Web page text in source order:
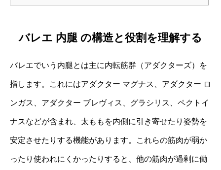
バレエ 内腿 の構造と役割を理解する
バレエでいう内腿とは主に内転筋群（アダクターズ）を
指します。これにはアダクター マグナス、アダクター ロ
ンガス、アダクター ブレヴィス、グラシリス、ペクトイ
ナスなどが含まれ、太ももを内側に引き寄せたり姿勢を
安定させたりする機能があります。これらの筋肉が弱か
ったり使われにくかったりすると、他の筋肉が過剰に働